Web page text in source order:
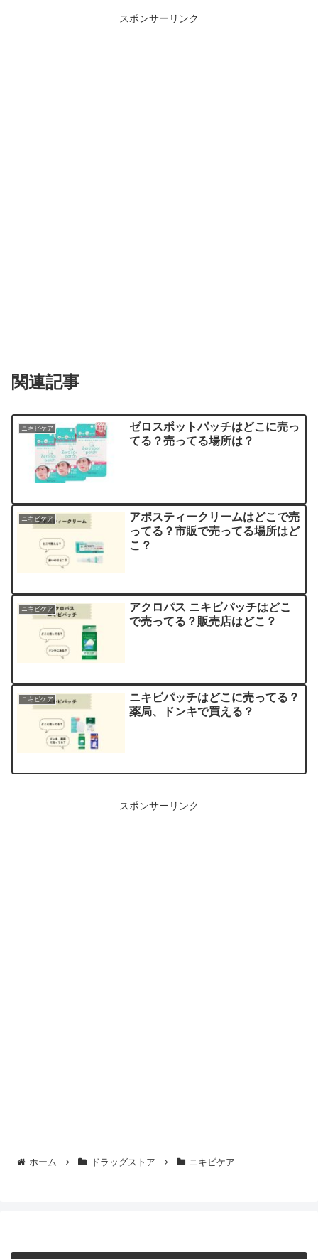
スポンサーリンク
関連記事
ニキビケア
ゼロスポットパッチはどこに売っ
てる？売ってる場所は？
ニキビケア
アポスティークリームはどこで売
ってる？市販で売ってる場所はど
こ？
ニキビケア
アクロパス ニキビパッチはどこ
で売ってる？販売店はどこ？
ニキビケア
ニキビパッチはどこに売ってる？
薬局、ドンキで買える？
スポンサーリンク
ホーム ドラッグストア ニキビケア